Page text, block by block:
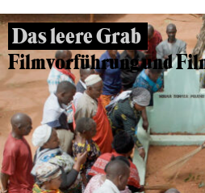
Das leere Grab
Filmvorführung und